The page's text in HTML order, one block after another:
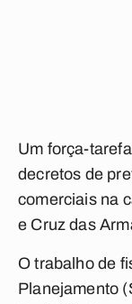
Um força-
decretos de
comerciais na
e Cruz das
O trabalho de
Planejamento